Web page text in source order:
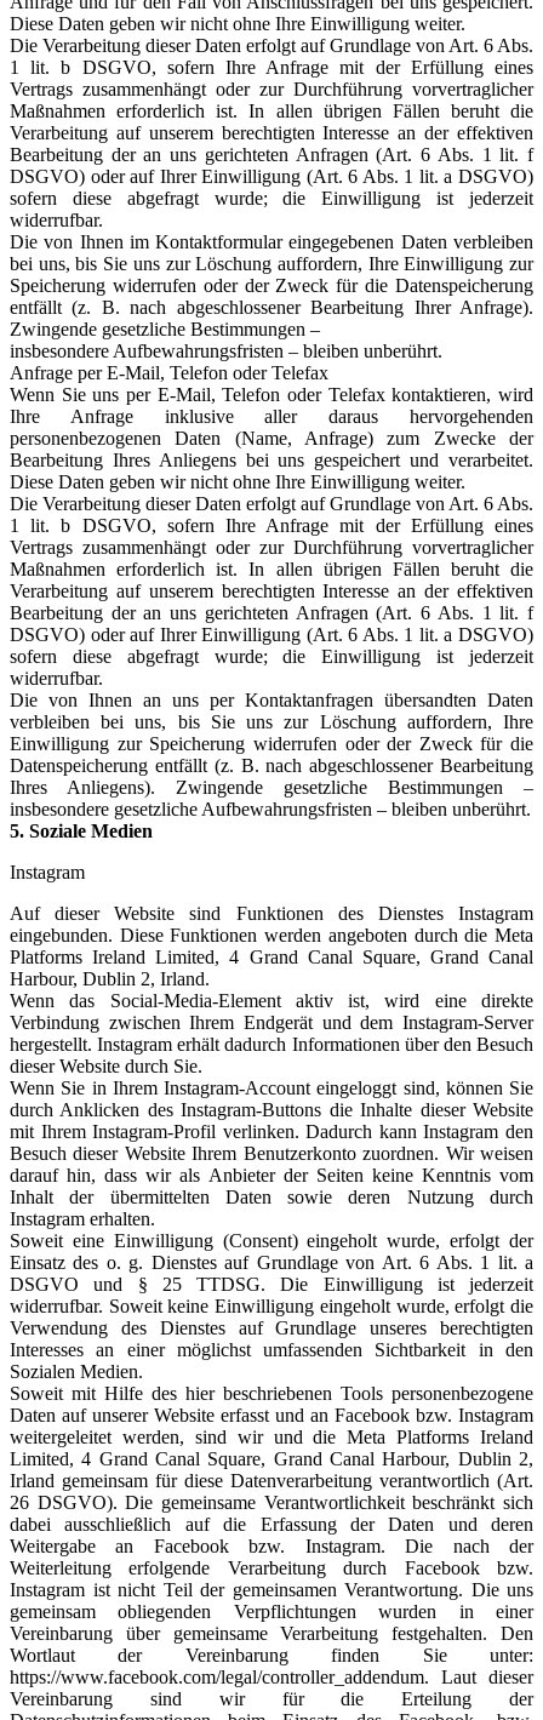
Diese Daten geben wir nicht ohne Ihre Einwilligung weiter.
Die Verarbeitung dieser Daten erfolgt auf Grundlage von Art. 6 Abs.
1 lit. b DSGVO, sofern Ihre Anfrage mit der Erfüllung eines
Vertrags zusammenhängt oder zur Durchführung vorvertraglicher
Maßnahmen erforderlich ist. In allen übrigen Fällen beruht die
Verarbeitung auf unserem berechtigten Interesse an der effektiven
Bearbeitung der an uns gerichteten Anfragen (Art. 6 Abs. 1 lit. f
DSGVO) oder auf Ihrer Einwilligung (Art. 6 Abs. 1 lit. a DSGVO)
sofern diese abgefragt wurde; die Einwilligung ist jederzeit
widerrufbar.
Die von Ihnen im Kontaktformular eingegebenen Daten verbleiben
bei uns, bis Sie uns zur Löschung auffordern, Ihre Einwilligung zur
Speicherung widerrufen oder der Zweck für die Datenspeicherung
entfällt (z. B. nach abgeschlossener Bearbeitung Ihrer Anfrage).
Zwingende gesetzliche Bestimmungen –
insbesondere Aufbewahrungsfristen – bleiben unberührt.
Anfrage per E-Mail, Telefon oder Telefax
Wenn Sie uns per E-Mail, Telefon oder Telefax kontaktieren, wird
Ihre Anfrage inklusive aller daraus hervorgehenden
personenbezogenen Daten (Name, Anfrage) zum Zwecke der
Bearbeitung Ihres Anliegens bei uns gespeichert und verarbeitet.
Diese Daten geben wir nicht ohne Ihre Einwilligung weiter.
Die Verarbeitung dieser Daten erfolgt auf Grundlage von Art. 6 Abs.
1 lit. b DSGVO, sofern Ihre Anfrage mit der Erfüllung eines
Vertrags zusammenhängt oder zur Durchführung vorvertraglicher
Maßnahmen erforderlich ist. In allen übrigen Fällen beruht die
Verarbeitung auf unserem berechtigten Interesse an der effektiven
Bearbeitung der an uns gerichteten Anfragen (Art. 6 Abs. 1 lit. f
DSGVO) oder auf Ihrer Einwilligung (Art. 6 Abs. 1 lit. a DSGVO)
sofern diese abgefragt wurde; die Einwilligung ist jederzeit
widerrufbar.
Die von Ihnen an uns per Kontaktanfragen übersandten Daten
verbleiben bei uns, bis Sie uns zur Löschung auffordern, Ihre
Einwilligung zur Speicherung widerrufen oder der Zweck für die
Datenspeicherung entfällt (z. B. nach abgeschlossener Bearbeitung
Ihres Anliegens). Zwingende gesetzliche Bestimmungen –
insbesondere gesetzliche Aufbewahrungsfristen – bleiben unberührt.
5. Soziale Medien
Instagram
Auf dieser Website sind Funktionen des Dienstes Instagram
eingebunden. Diese Funktionen werden angeboten durch die Meta
Platforms Ireland Limited, 4 Grand Canal Square, Grand Canal
Harbour, Dublin 2, Irland.
Wenn das Social-Media-Element aktiv ist, wird eine direkte
Verbindung zwischen Ihrem Endgerät und dem Instagram-Server
hergestellt. Instagram erhält dadurch Informationen über den Besuch
dieser Website durch Sie.
Wenn Sie in Ihrem Instagram-Account eingeloggt sind, können Sie
durch Anklicken des Instagram-Buttons die Inhalte dieser Website
mit Ihrem Instagram-Profil verlinken. Dadurch kann Instagram den
Besuch dieser Website Ihrem Benutzerkonto zuordnen. Wir weisen
darauf hin, dass wir als Anbieter der Seiten keine Kenntnis vom
Inhalt der übermittelten Daten sowie deren Nutzung durch
Instagram erhalten.
Soweit eine Einwilligung (Consent) eingeholt wurde, erfolgt der
Einsatz des o. g. Dienstes auf Grundlage von Art. 6 Abs. 1 lit. a
DSGVO und § 25 TTDSG. Die Einwilligung ist jederzeit
widerrufbar. Soweit keine Einwilligung eingeholt wurde, erfolgt die
Verwendung des Dienstes auf Grundlage unseres berechtigten
Interesses an einer möglichst umfassenden Sichtbarkeit in den
Sozialen Medien.
Soweit mit Hilfe des hier beschriebenen Tools personenbezogene
Daten auf unserer Website erfasst und an Facebook bzw. Instagram
weitergeleitet werden, sind wir und die Meta Platforms Ireland
Limited, 4 Grand Canal Square, Grand Canal Harbour, Dublin 2,
Irland gemeinsam für diese Datenverarbeitung verantwortlich (Art.
26 DSGVO). Die gemeinsame Verantwortlichkeit beschränkt sich
dabei ausschließlich auf die Erfassung der Daten und deren
Weitergabe an Facebook bzw. Instagram. Die nach der
Weiterleitung erfolgende Verarbeitung durch Facebook bzw.
Instagram ist nicht Teil der gemeinsamen Verantwortung. Die uns
gemeinsam obliegenden Verpflichtungen wurden in einer
Vereinbarung über gemeinsame Verarbeitung festgehalten. Den
Wortlaut der Vereinbarung finden Sie unter:
https://www.facebook.com/legal/controller_addendum. Laut dieser
Vereinbarung sind wir für die Erteilung der